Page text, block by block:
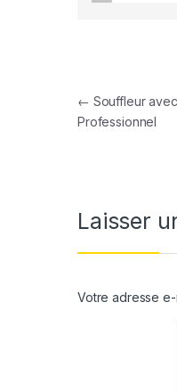
← Souffleur
Professionnel
Laisser
Votre adresse